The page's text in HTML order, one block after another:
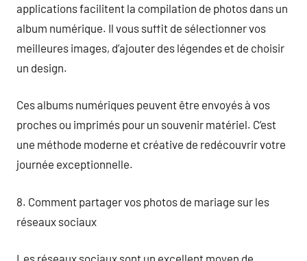
applications facilitent la compilation de photos dans un
album numérique. Il vous suffit de sélectionner vos
meilleures images, d’ajouter des légendes et de choisir
un design.
Ces albums numériques peuvent être envoyés à vos
proches ou imprimés pour un souvenir matériel. C’est
une méthode moderne et créative de redécouvrir votre
journée exceptionnelle.
8. Comment partager vos photos de mariage sur les
réseaux sociaux
Les réseaux sociaux sont un excellent moyen de